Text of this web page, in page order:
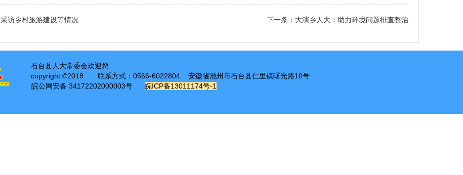
访乡村旅游建设等情况 下一条： 大演乡人大：助力环境问题排查整治
石台县人大常委会欢迎您
copyright ©2018
联系方式：0566-6022804 安徽省池州市石台县仁里镇曙光路10号
皖公网安备 34172202000003号
皖ICP备13011174号-1